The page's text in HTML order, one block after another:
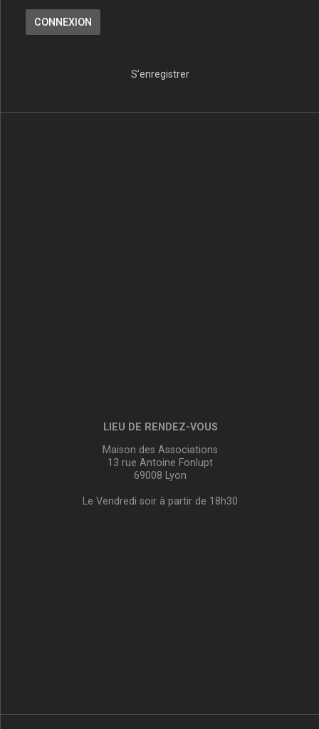
S’enregistrer
LIEU DE RENDEZ-VOUS
Maison des Associations
13 rue Antoine Fonlupt
69008 Lyon
Le Vendredi soir à partir de 18h30